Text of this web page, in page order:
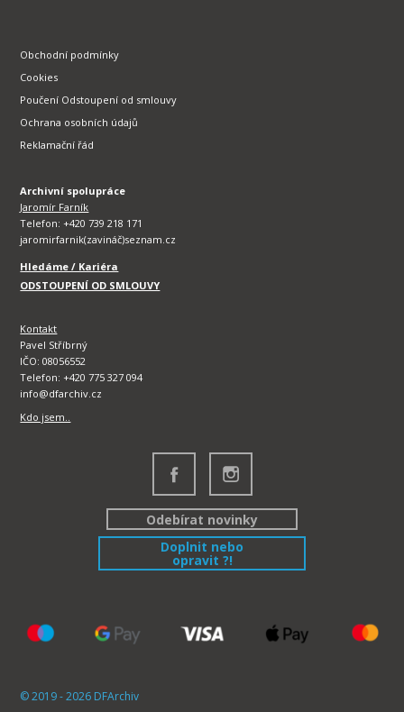
Obchodní podmínky
Cookies
Poučení Odstoupení od smlouvy
Ochrana osobních údajů
Reklamační řád
Archivní spolupráce
Jaromír Farník
Telefon: +420 739 218 171
jaromirfarnik(zavináč)seznam.cz
Hledáme / Kariéra
ODSTOUPENÍ OD SMLOUVY
Kontakt
Pavel Stříbrný
IČO: 08056552
Telefon: +420 775 327 094
info@dfarchiv.cz
Kdo jsem..
Odebírat novinky
Doplnit nebo
opravit ?!
© 2019 - 2026 DFArchiv